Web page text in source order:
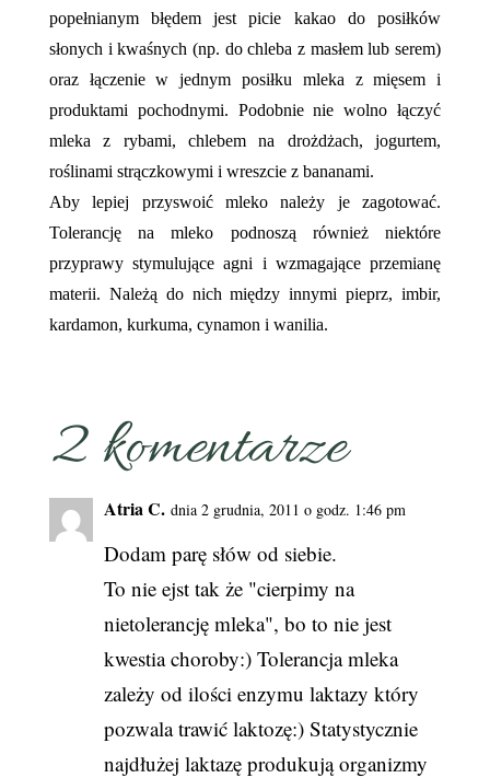
popełnianym błędem jest picie kakao do posiłków
słonych i kwaśnych (np. do chleba z masłem lub serem)
oraz łączenie w jednym posiłku mleka z mięsem i
produktami pochodnymi. Podobnie nie wolno łączyć
mleka z rybami, chlebem na drożdżach, jogurtem,
roślinami strączkowymi i wreszcie z bananami.
Aby lepiej przyswoić mleko należy je zagotować.
Tolerancję na mleko podnoszą również niektóre
przyprawy stymulujące agni i wzmagające przemianę
materii. Należą do nich między innymi pieprz, imbir,
kardamon, kurkuma, cynamon i wanilia.
2 komentarze
Atria C. dnia 2 grudnia, 2011 o godz. 1:46 pm
Dodam parę słów od siebie.
To nie ejst tak że "cierpimy na
nietolerancję mleka", bo to nie jest
kwestia choroby:) Tolerancja mleka
zależy od ilości enzymu laktazy który
pozwala trawić laktozę:) Statystycznie
najdłużej laktazę produkują organizmy